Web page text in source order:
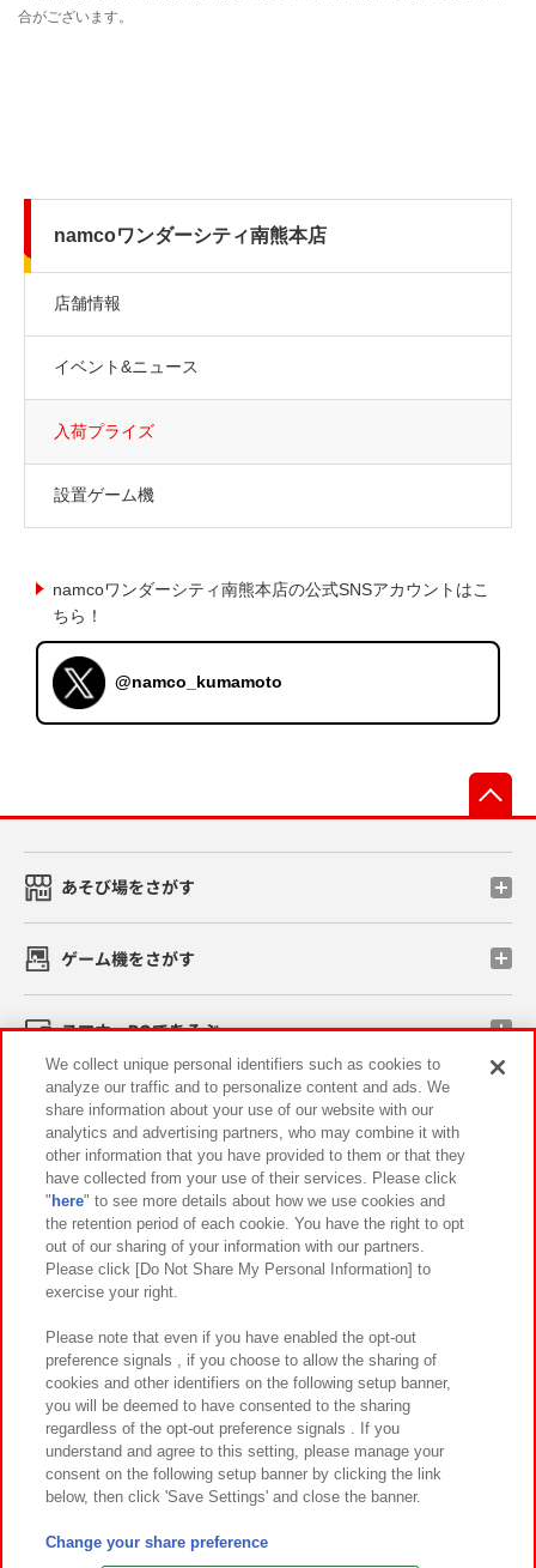
namcoワンダーシティ南熊本店
店舗情報
イベント&ニュース
入荷プライズ
設置ゲーム機
namcoワンダーシティ南熊本店の公式SNSアカウントはこ
ちら！
@namco_kumamoto
あそび場をさがす
ゲーム機をさがす
スマホ・PCであそぶ
イベント・キャンペーン
関連会社 サステナビリティ サイトポリシー
プライバシーポリシー ウェブアクセシビリティ方針と検証結果
お取引先さまとともに
カスタマーハラスメント対応方針 よくあるご質問・お問い合わせ
©Bandai Namco Amusement Inc.
©Bandai Namco Amusement Lab Inc.
We collect unique personal identifiers such as cookies to
analyze our traffic and to personalize content and ads. We
share information about your use of our website with our
analytics and advertising partners, who may combine it with
other information that you have provided to them or that they
have collected from your use of their services. Please click
" here" to see more details about how we use cookies and
the retention period of each cookie. You have the right to opt
out of our sharing of your information with our partners.
Please click [Do Not Share My Personal Information] to
exercise your right.
Please note that even if you have enabled the opt-out
preference signals , if you choose to allow the sharing of
cookies and other identifiers on the following setup banner,
you will be deemed to have consented to the sharing
regardless of the opt-out preference signals . If you
understand and agree to this setting, please manage your
consent on the following setup banner by clicking the link
below, then click 'Save Settings' and close the banner.
Change your share preference